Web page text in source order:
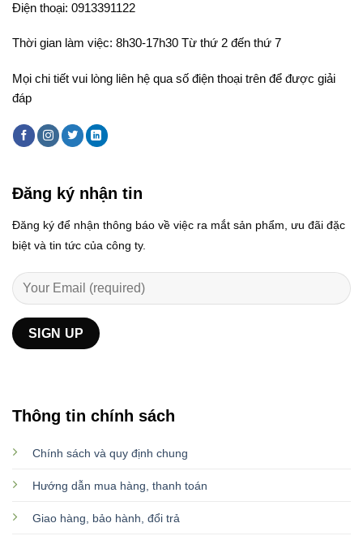
Điện thoại: 0913391122
Thời gian làm việc: 8h30-17h30 Từ thứ 2 đến thứ 7
Mọi chi tiết vui lòng liên hệ qua số điện thoại trên để được giải
đáp
Thông tin chính sách
Chính sách và quy định chung
Hướng dẫn mua hàng, thanh toán
Giao hàng, bảo hành, đổi trả
Đăng ký nhận tin
Đăng ký để nhận thông báo về việc ra mắt sản phẩm, ưu đãi đặc
biệt và tin tức của công ty.